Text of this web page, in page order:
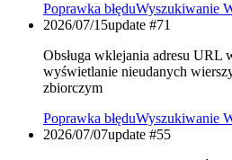
Poprawka błęduWyszukiwanie
2026/07/15update #71
Obsługa wklejania adresu
wyświetlanie nieudanych
zbiorczym
Poprawka błęduWyszukiwanie
2026/07/07update #55